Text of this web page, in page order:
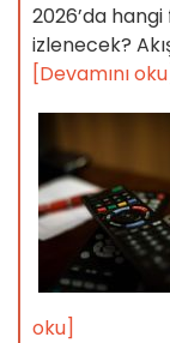
2026’da
izlenecek?
[Devamını
oku]